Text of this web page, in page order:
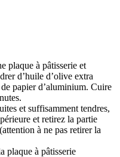
plaque à pâtisserie et
d’huile d’olive extra
papier d’aluminium. Cuire
et suffisamment tendres,
et retirez la partie
à ne pas retirer la
plaque à pâtisserie